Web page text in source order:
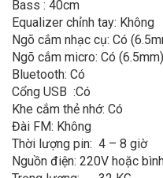
Bass : 40cm
Equalizer chỉnh tay: Không
Ngõ cắm nhạc cụ: Có
Ngõ cắm micro: Có (6.5mm)
Bluetooth: Có
Cổng USB :Có
Khe cắm thẻ nhớ: Có
Đài FM: Không
Thời lượng pin: 4 – 8 giờ
Nguồn điện: 220V hoặc